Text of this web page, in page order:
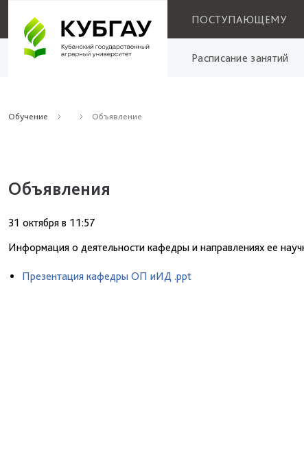
ПОСТУПАЮЩЕМУ
Расписание занятий
Обучение Объявление
Объявления
31 октября в 11:57
Информация о деятельности кафедры и направлениях ее
Презентация кафедры ОП иИД .ppt